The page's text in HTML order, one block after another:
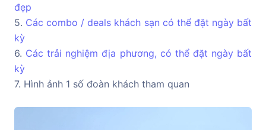
đẹp
5. Các combo / deals khách sạn có thể đặt ngày bất
kỳ
6. Các trải nghiệm địa phương, có thể đặt ngày bất
kỳ
7. Hình ảnh 1 số đoàn khách tham quan